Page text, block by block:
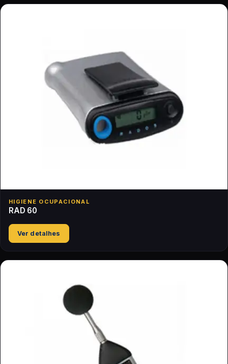
HIGIENE OCUPACIONAL
RAD 60
Ver detalhes